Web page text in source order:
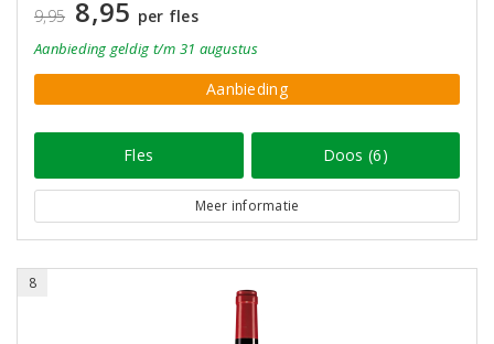
9,95 8,95 per fles
Aanbieding geldig t/m 31 augustus
Aanbieding
Fles Doos (6)
Meer informatie
8